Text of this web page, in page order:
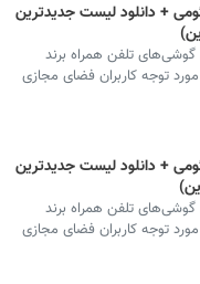
+ دانلود لیست جدیدترین
تلفن همراه برند
توجه کاربران فضای مجازی
+ دانلود لیست جدیدترین
تلفن همراه برند
توجه کاربران فضای مجازی